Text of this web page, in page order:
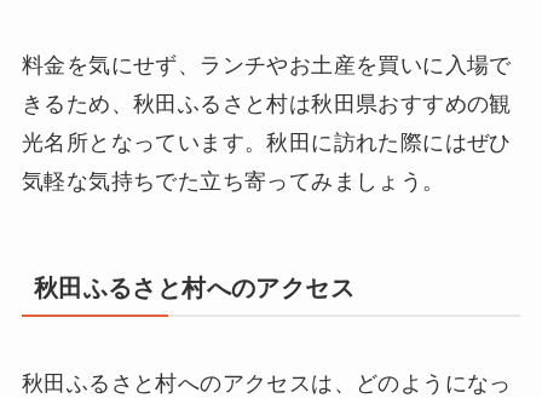
料金を気にせず、ランチやお土産を買いに入場で
きるため、秋田ふるさと村は秋田県おすすめの観
光名所となっています。秋田に訪れた際にはぜひ
気軽な気持ちでた立ち寄ってみましょう。
秋田ふるさと村へのアクセス
秋田ふるさと村へのアクセスは、どのようになっ